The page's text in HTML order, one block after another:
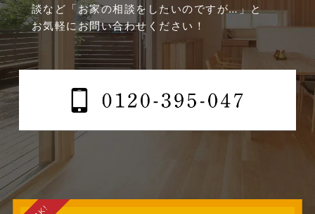
2024年11月
2024年10月
2024年9月
2024年7月
2024年6月
談など 「お家の相談をしたいのですが…」と
お気軽にお問い合わせください！